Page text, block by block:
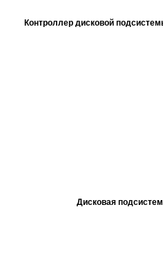
Контроллер дисковой
Дисковая